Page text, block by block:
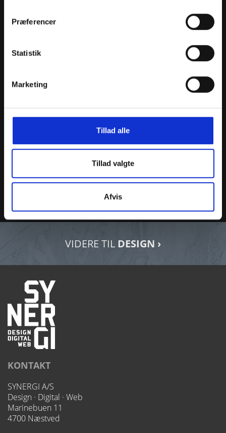
Præferencer
Statistik
Marketing
Tillad alle
Tillad valgte
Afvis
KRISTINE JØRGENSEN
VIDERE TIL DESIGN ›
KONTAKT
SYNERGI A/S
Design · Digital · Web
Marinebuen 11
4700 Næstved